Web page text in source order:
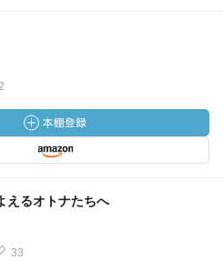
えるオトナたちへ
33